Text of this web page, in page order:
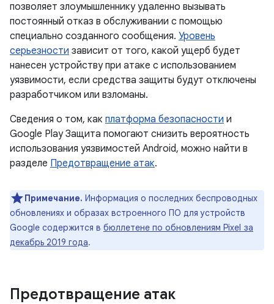
позволяет злоумышленнику удаленно вызывать
постоянный отказ в обслуживании с помощью
специально созданного сообщения. Уровень
серьезности зависит от того, какой ущерб будет
нанесен устройству при атаке с использованием
уязвимости, если средства защиты будут отключены
разработчиком или взломаны.
Сведения о том, как платформа безопасности и
Google Play Защита помогают снизить вероятность
использования уязвимостей Android, можно найти в
разделе Предотвращение атак.
Примечание. Информация о последних беспроводных
обновлениях и образах встроенного ПО для устройств
Google содержится в бюллетене по обновлениям Pixel за
декабрь 2019 года.
Предотвращение атак